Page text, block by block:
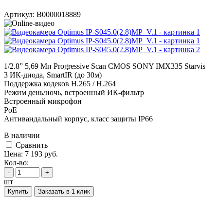
Артикул: В0000018889
1/2.8” 5,69 Мп Progressive Scan CMOS SONY IMX335 Starvis
3 ИК-диода, SmartIR (до 30м)
Поддержка кодеков H.265 / H.264
Режим день/ночь, встроенный ИК-фильтр
Встроенный микрофон
PoE
Антивандальный корпус, класс защиты IР66
В наличии
Cравнить
Цена: 7 193 руб.
Кол-во:
- +
шт
Купить Заказать в 1 клик